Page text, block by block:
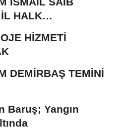
HALK
BAKIM VE
HİZMETİ
DEMİRBAŞ TEMİNİ
Baruş; Yangın